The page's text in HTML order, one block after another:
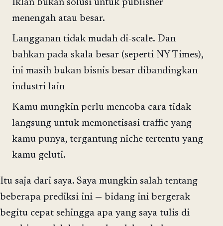
Iklan bukan solusi untuk publisher
menengah atau besar.
Langganan tidak mudah di-scale. Dan
bahkan pada skala besar (seperti NY Times),
ini masih bukan bisnis besar dibandingkan
industri lain
Kamu mungkin perlu mencoba cara tidak
langsung untuk memonetisasi traffic yang
kamu punya, tergantung niche tertentu yang
kamu geluti.
Itu saja dari saya. Saya mungkin salah tentang
beberapa prediksi ini — bidang ini bergerak
begitu cepat sehingga apa yang saya tulis di